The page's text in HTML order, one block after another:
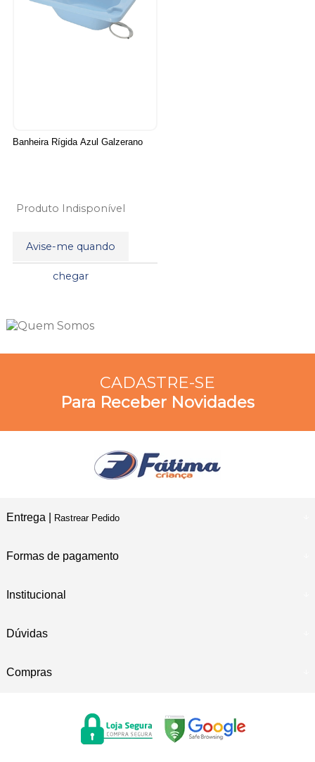
Banheira Rígida Azul Galzerano
Produto Indisponível
Avise-me quando
chegar
CADASTRE-SE
Para Receber Novidades
Entrega | Rastrear Pedido
Formas de pagamento
Institucional
Dúvidas
Compras